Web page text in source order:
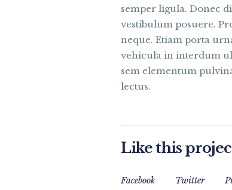
semper ligula. Donec
vestibulum posuere.
neque. Etiam porta
vehicula in interdum
sem elementum
lectus.
Like this
Facebook Twitter